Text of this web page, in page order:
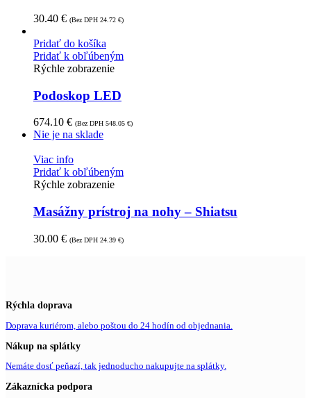
30.40 € (Bez DPH 24.72 €)
Pridať do košíka
Pridať k obľúbeným
Rýchle zobrazenie
Podoskop LED
674.10 € (Bez DPH 548.05 €)
Nie je na sklade
Viac info
Pridať k obľúbeným
Rýchle zobrazenie
Masážny prístroj na nohy – Shiatsu
30.00 € (Bez DPH 24.39 €)
Rýchla doprava
Doprava kuriérom, alebo poštou do 24 hodín od objednania.
Nákup na splátky
Nemáte dosť peňazí, tak jednoducho nakupujte na splátky.
Zákaznícka podpora